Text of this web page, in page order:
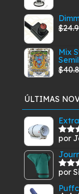
$
Mix
$
ÚLTIMAS
por
por